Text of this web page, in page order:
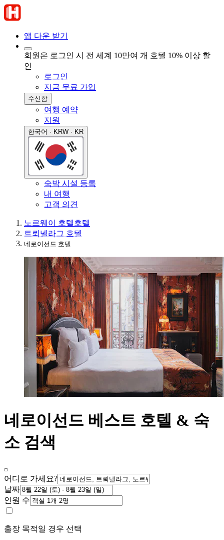
앱 다운 받기
회원은 로그인 시 전 세계 10만여 개 호텔 10% 이상 할
인
로그인
지금 무료 가입
수신함
여행 예약
지원
한국어 · KRW · KR
숙박 시설 등록
내 여행
고객 의견
노르웨이 호텔호텔
트뢰넬라그 호텔
네로이선드 호텔
네로이선드 베스트 호텔 & 숙
소 검색
어디로 가세요?
날짜
인원 수
출장 목적일 경우 선택